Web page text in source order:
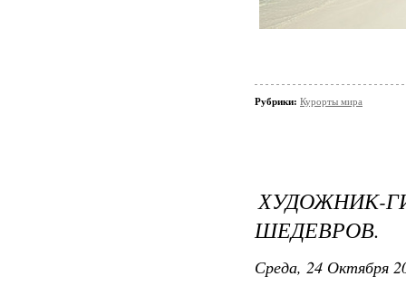
Рубрики: Курорты мира
ХУДОЖНИК-
ШЕДЕВРОВ.
Среда, 24 Октября